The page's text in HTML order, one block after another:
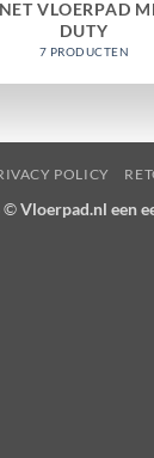
VLOERPAD
DUTY
7 PRODUCTEN
POLICY
©Vloerpad.nl een